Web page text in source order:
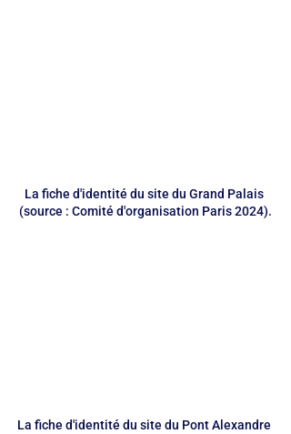
La fiche d'identité du site du Grand Palais
(source : Comité d'organisation Paris 2024).
La fiche d'identité du site du Pont Alexandre